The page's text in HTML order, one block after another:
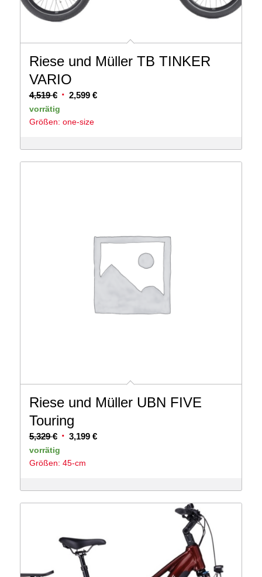
Riese und Müller TB TINKER
VARIO
4,519€ Ursprünglicher
Preis
war:
2,599 €Aktueller
vorrätig
Größen: one-size
Riese und Müller UBN FIVE
Touring
5,329€ Ursprünglicher
Preis
war:
3,199 €Aktueller
vorrätig
Größen: 45-cm